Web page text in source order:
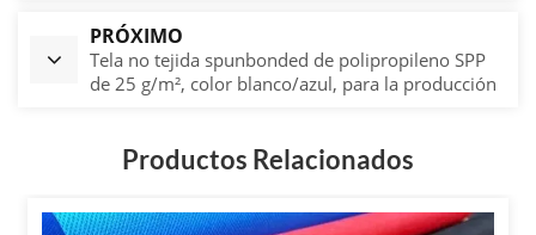
calidad
PRÓXIMO
Tela no tejida spunbonded de polipropileno SPP
de 25 g/m², color blanco/azul, para la producción
Productos Relacionados